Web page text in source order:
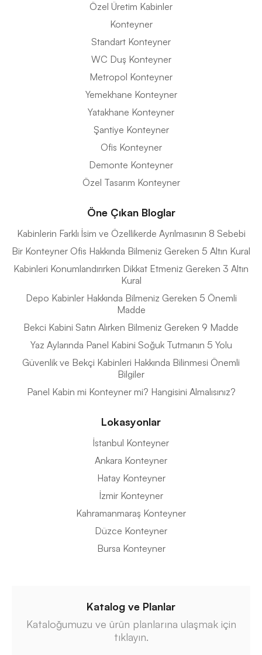
Özel Üretim Kabinler
Konteyner
Standart Konteyner
WC Duş Konteyner
Metropol Konteyner
Yemekhane Konteyner
Yatakhane Konteyner
Şantiye Konteyner
Ofis Konteyner
Demonte Konteyner
Özel Tasarım Konteyner
Öne Çıkan Bloglar
Kabinlerin Farklı İsim ve Özellikerde Ayrılmasının 8 Sebebi
Bir Konteyner Ofis Hakkında Bilmeniz Gereken 5 Altın Kural
Kabinleri Konumlandırırken Dikkat Etmeniz Gereken 3 Altın
Kural
Depo Kabinler Hakkında Bilmeniz Gereken 5 Önemli
Madde
Bekci Kabini Satın Alırken Bilmeniz Gereken 9 Madde
Yaz Aylarında Panel Kabini Soğuk Tutmanın 5 Yolu
Güvenlik ve Bekçi Kabinleri Hakkında Bilinmesi Önemli
Bilgiler
Panel Kabin mi Konteyner mi? Hangisini Almalısınız?
Lokasyonlar
İstanbul Konteyner
Ankara Konteyner
Hatay Konteyner
İzmir Konteyner
Kahramanmaraş Konteyner
Düzce Konteyner
Bursa Konteyner
Katalog ve Planlar
Kataloğumuzu ve ürün planlarına ulaşmak için
tıklayın.